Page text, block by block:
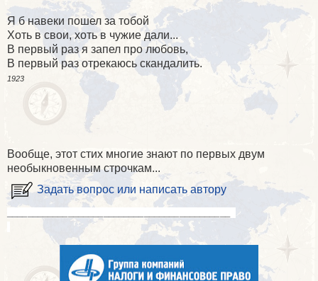
Я б навеки пошел за тобой
Хоть в свои, хоть в чужие дали...
В первый раз я запел про любовь,
В первый раз отрекаюсь скандалить.
1923
Вообще, этот стих многие знают по первых двум
необыкновенным строчкам...
Задать вопрос или написать автору